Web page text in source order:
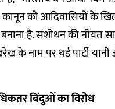
कानून को आदिवासियों के
है. संशोधन की नीयत
के नाम पर थर्ड पार्टी
बिंदुओं का विरोध